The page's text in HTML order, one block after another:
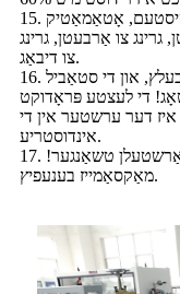
15. ניצן קאָמפּיוטער פּראָגראַממינג קאָנטראָל סיסטעם, אָטאַמאַטיק
גרינג צו אַרבעטן, גרינג
צו דיבאַג.
16. די פּפּ פּראָדוקציע שורה האט פיר בעלץ, און די סטאַביל
5-6 טאָנס פּער טאָג! די לעצטע פּראָדוקט
דער ערשטער אין די
אינדוסטריע.
17. אָפּטיאָנאַל ניט-האַלטן אָטאַמאַטיק פאַרשטעלן טשאַנגער!
מאַקסאַמייז בענעפיץ.